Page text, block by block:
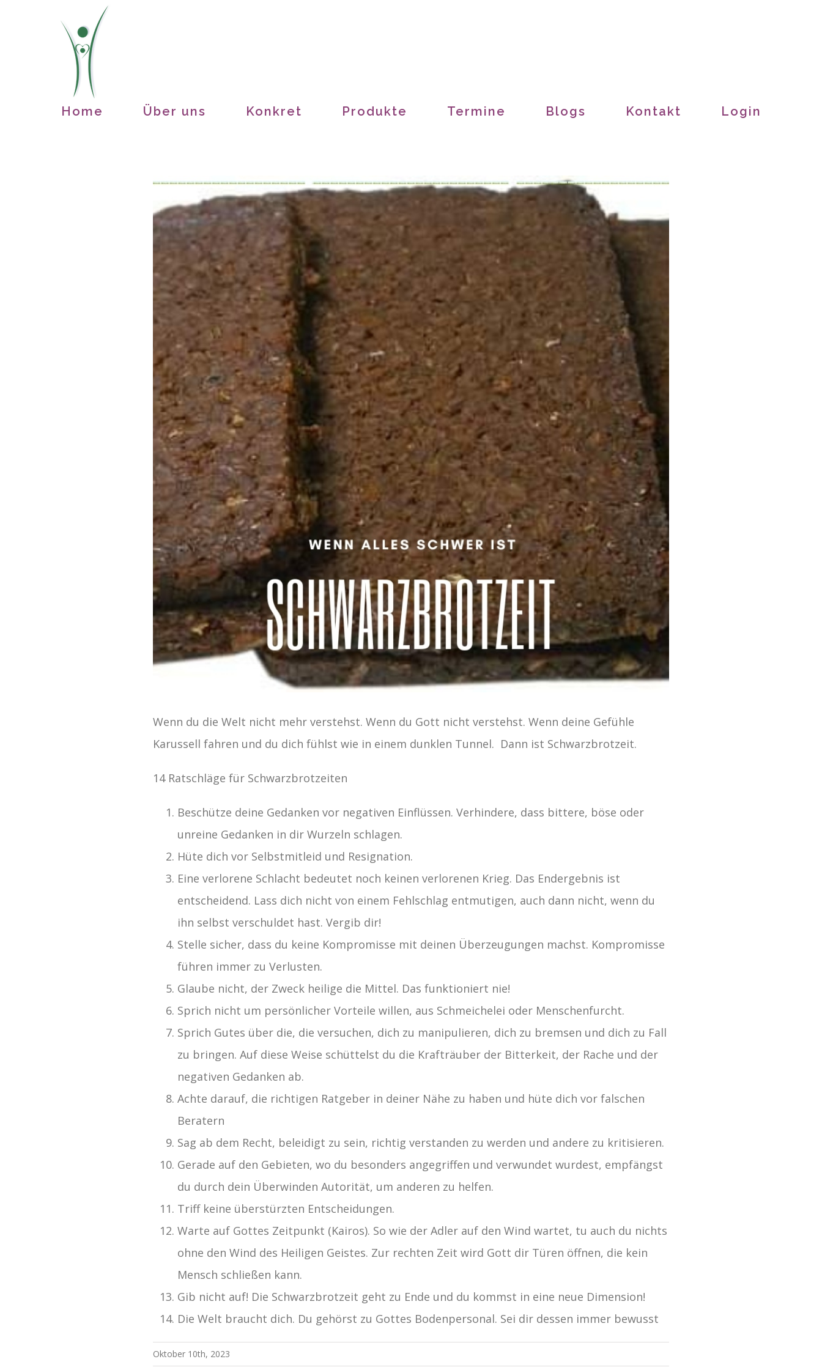
Home Über uns Konkret Produkte Termine Blogs Kontakt Login
Zeige
grösseres
Bild
Wenn du die Welt nicht mehr verstehst. Wenn du Gott nicht verstehst. Wenn deine Gefühle
Karussell fahren und du dich fühlst wie in einem dunklen Tunnel. Dann ist Schwarzbrotzeit.
14 Ratschläge für Schwarzbrotzeiten
Beschütze deine Gedanken vor negativen Einflüssen. Verhindere, dass bittere, böse oder
unreine Gedanken in dir Wurzeln schlagen.
Hüte dich vor Selbstmitleid und Resignation.
Eine verlorene Schlacht bedeutet noch keinen verlorenen Krieg. Das Endergebnis ist
entscheidend. Lass dich nicht von einem Fehlschlag entmutigen, auch dann nicht, wenn du
ihn selbst verschuldet hast. Vergib dir!
Stelle sicher, dass du keine Kompromisse mit deinen Überzeugungen machst. Kompromisse
führen immer zu Verlusten.
Glaube nicht, der Zweck heilige die Mittel. Das funktioniert nie!
Sprich nicht um persönlicher Vorteile willen, aus Schmeichelei oder Menschenfurcht.
Sprich Gutes über die, die versuchen, dich zu manipulieren, dich zu bremsen und dich zu Fall
zu bringen. Auf diese Weise schüttelst du die Krafträuber der Bitterkeit, der Rache und der
negativen Gedanken ab.
Achte darauf, die richtigen Ratgeber in deiner Nähe zu haben und hüte dich vor falschen
Beratern
Sag ab dem Recht, beleidigt zu sein, richtig verstanden zu werden und andere zu kritisieren.
Gerade auf den Gebieten, wo du besonders angegriffen und verwundet wurdest, empfängst
du durch dein Überwinden Autorität, um anderen zu helfen.
Triff keine überstürzten Entscheidungen.
Warte auf Gottes Zeitpunkt (Kairos). So wie der Adler auf den Wind wartet, tu auch du nichts
ohne den Wind des Heiligen Geistes. Zur rechten Zeit wird Gott dir Türen öffnen, die kein
Mensch schließen kann.
Gib nicht auf! Die Schwarzbrotzeit geht zu Ende und du kommst in eine neue Dimension!
Die Welt braucht dich. Du gehörst zu Gottes Bodenpersonal. Sei dir dessen immer bewusst
Oktober 10th, 2023